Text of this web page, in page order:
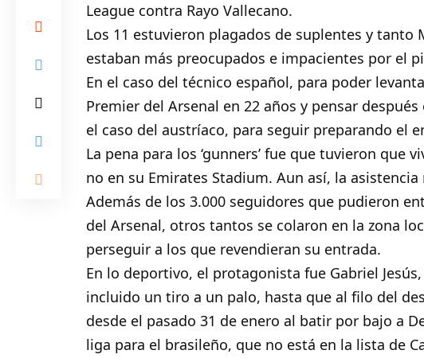
League contra Rayo Vallecano.
Los 11 estuvieron plagados de suplentes y tanto
estaban más preocupados e impacientes por el
En el caso del técnico español, para poder
Premier del Arsenal en 22 años y pensar
el caso del austríaco, para seguir preparando el
La pena para los ‘gunners’ fue que tuvieron que
no en su Emirates Stadium. Aun así, la asistencia
Además de los 3.000 seguidores que pudieron
del Arsenal, otros tantos se colaron en la zona
perseguir a los que revendieran su entrada.
En lo deportivo, el protagonista fue Gabriel
incluido un tiro a un palo, hasta que al filo del
desde el pasado 31 de enero al batir por bajo a
liga para el brasileño, que no está en la lista de